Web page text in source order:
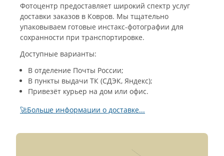
Фотоцентр предоставляет широкий спектр услуг
доставки заказов в Ковров. Мы тщательно
упаковываем готовые инстакс-фотографии для
сохранности при транспортировке.
Доступные варианты:
В отделение Почты России;
В пункты выдачи ТК (СДЭК, Яндекс);
Привезёт курьер на дом или офис.
🚀Больше информации о доставке...